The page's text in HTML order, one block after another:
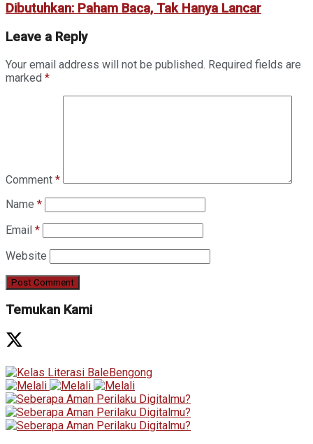
Dibutuhkan: Paham Baca, Tak Hanya Lancar
Leave a Reply
Your email address will not be published. Required fields are
marked *
Comment *
Name *
Email *
Website
Temukan Kami